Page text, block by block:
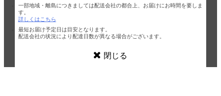
一部地域・離島につきましては配送会社の都合上、お届けにお時間を要しま
す。
詳しくはこちら
最短お届け予定日は目安となります。
配送会社の状況により配達日数が異なる場合がございます。
閉じる